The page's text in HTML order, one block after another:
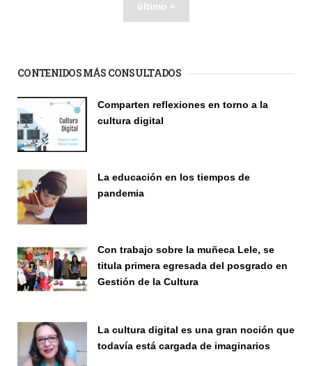
último »
CONTENIDOS MÁS CONSULTADOS
Comparten reflexiones en torno a la
cultura digital
La educación en los tiempos de
pandemia
Con trabajo sobre la muñeca Lele, se
titula primera egresada del posgrado en
Gestión de la Cultura
La cultura digital es una gran noción que
todavía está cargada de imaginarios